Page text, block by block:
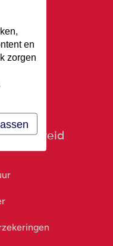
voorbereid
en
zorgen